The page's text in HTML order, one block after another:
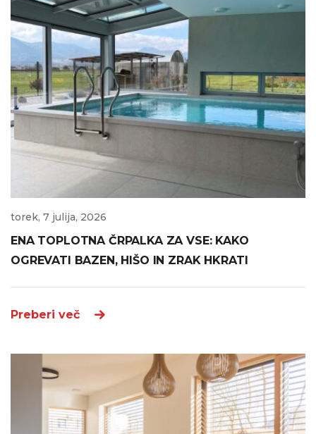
torek, 7 julija, 2026
ENA TOPLOTNA ČRPALKA ZA VSE: KAKO
OGREVATI BAZEN, HIŠO IN ZRAK HKRATI
Preberi več